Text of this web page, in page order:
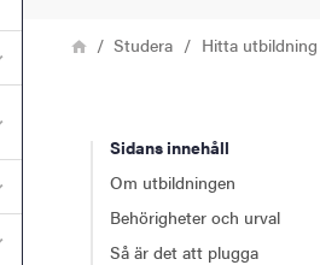
Undermeny för Ämnesområden
Undermeny för Anmälan, behörighet
Undermeny för Livet som student
Undermeny för Efter studierna
LänkstigHemStudera Hitta utbildning
Sidans innehåll
Om utbildningen
Behörigheter och urval
Så är det att plugga